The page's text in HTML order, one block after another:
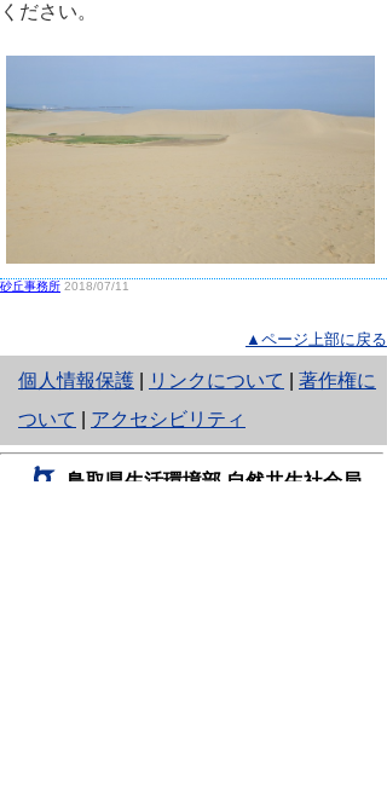
ください。
砂丘事務所 2018/07/11
▲ページ上部に戻る
個人情報保護
と
り
ネ
リンクについて
著作権に
ついて
アクセシビリティ
鳥取県生活環境部 自然共生社会局